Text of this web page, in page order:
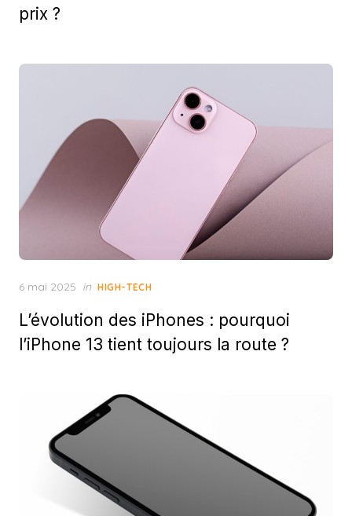
prix ?
Posted
6 mai 2025 in HIGH-TECH
L’évolution des iPhones : pourquoi
l’iPhone 13 tient toujours la route ?